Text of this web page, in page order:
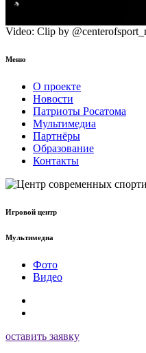
Video: Clip by
Меню
О проекте
Новости
Патриоты Росатома
Мультимедиа
Партнёры
Образование
Контакты
Игровой центр
Мультимедиа
Фото
Видео
оставить заявку